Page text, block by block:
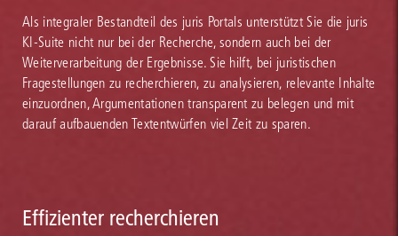
Als integraler Bestandteil des juris Portals unterstützt Sie die juris
KI-Suite nicht nur bei der Recherche, sondern auch bei der
Weiterverarbeitung der Ergebnisse. Sie hilft, bei juristischen
Fragestellungen zu recherchieren, zu analysieren, relevante Inhalte
einzuordnen, Argumentationen transparent zu belegen und mit
darauf aufbauenden Textentwürfen viel Zeit zu sparen.
Effizienter recherchieren